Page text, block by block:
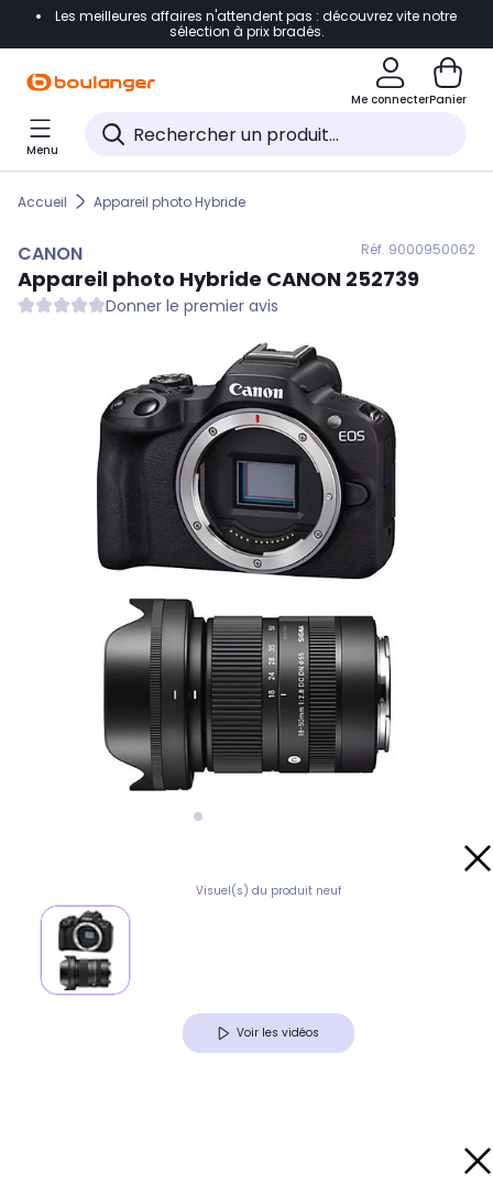
Accéder directement à la navigation
Accéder directement au pied de page
Accéder directement au chatbot
Les meilleures affaires n'attendent pas : découvrez vite notre
sélection à prix bradés.
Me connecterPanier
Menu
Accueil Appareil photo Hybride
CANON Réf. 9000950062
Appareil photo Hybride CANON 252739
Donner le premier avis
Visuel(s) du produit neuf
Voir les vidéos